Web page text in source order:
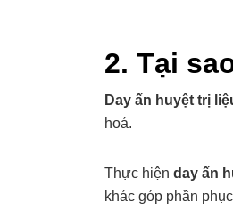
2. Tại
Day ấn huyệt trị
hoá.
Thực hiện day ấn
khác góp phần